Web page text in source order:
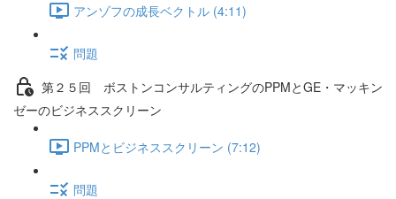
アンゾフの成長ベクトル (4:11)
問題
第２５回 ボストンコンサルティングのPPMとGE・マッキン
ゼーのビジネススクリーン
PPMとビジネススクリーン (7:12)
問題